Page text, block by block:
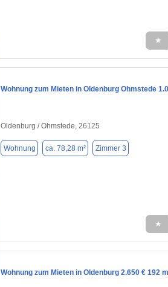
★
Wohnung zum Mieten in Oldenburg Ohmstede
Oldenburg / Ohmstede, 26125
Wohnung ca. 78,28 m² Zimmer 3
★
Wohnung zum Mieten in Oldenburg 2.650 € 192